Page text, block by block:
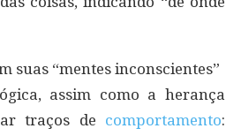
suas “mentes inconscientes”
assim como a herança
traços de comportamento: